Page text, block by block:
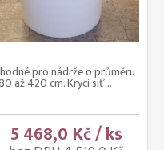
pro nádrže o průměru
až 420 cm. Krycí síť...
5 468,0 Kč / ks